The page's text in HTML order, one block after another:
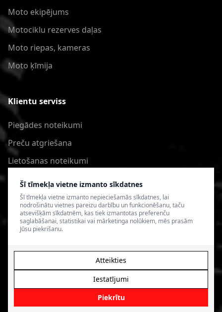
Šī tīmekļa vietne izmanto sīkdatnes
Šī tīmekļa vietne izmanto nepieciešamās sīkdatnes, lai
nodrošinātu vietnes pareizu darbību un funkcionēšanu, taču
atsevišķām sīkdatnēm, kas tiek izmantotas preferenču
saglabāšanai, statistikai vai mārketinga nolūkiem, mēs prasām
Jūsu piekrišanu.
Piekrītu
Iestatījumi
Atteikties
Moto ekipējums
Motociklu rezerves daļas
Moto riepas, kameras
Moto ķīmija
Klientu serviss
Piegādes noteikumi
Preču atgriešana
Lietošanas noteikumi
Privātuma politika
© 2026 4SPEED.LV. Visas tiesības aizsargātas.
veikala izveide - Magecode.